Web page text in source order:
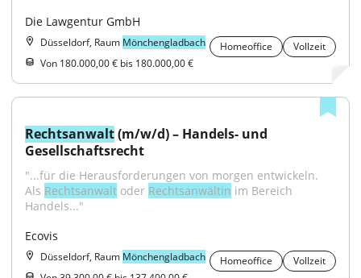
Die Lawgentur GmbH
Düsseldorf, Raum Mönchengladbach Homeoffice
Vollzeit
Von 180.000,00 € bis 180.000,00 €
Rechtsanwalt (m/w/d) – Handels- und
Gesellschaftsrecht
"...für die Herausforderungen von morgen entwickeln.
Als Rechtsanwalt oder Rechtsanwältin im Bereich
Handels..."
Ecovis
Düsseldorf, Raum Mönchengladbach Homeoffice
Vollzeit